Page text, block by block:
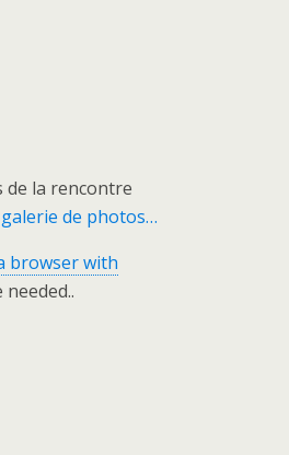
de la rencontre
de photos…
browser with
needed..